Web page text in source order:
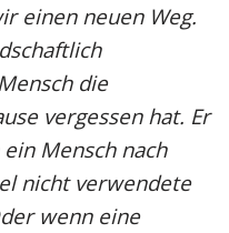
einen neuen Weg.
die
vergessen hat. Er
Mensch nach
nicht verwendete
wenn eine